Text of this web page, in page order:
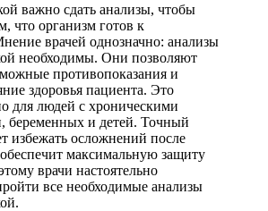
важно сдать анализы, чтобы
что организм готов к
врачей однозначно: анализы
необходимы. Они позволяют
противопоказания и
здоровья пациента. Это
для людей с хроническими
беременных и детей. Точный
избежать осложнений после
максимальную защиту
врачи настоятельно
все необходимые анализы